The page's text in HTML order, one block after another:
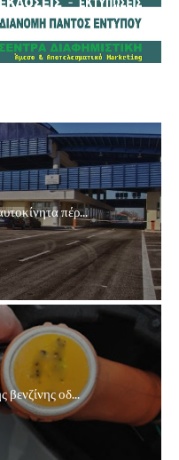
πέρ...
βενζίνης οδ...